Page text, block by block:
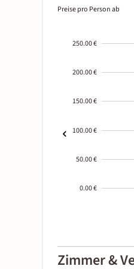
Preise pro Person ab
250.00 €
200.00 €
150.00 €
100.00 €
50.00 €
0.00 €
01-02
Zimmer &